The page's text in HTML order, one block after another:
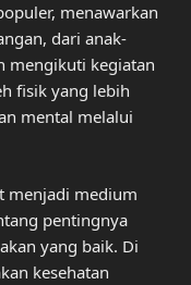
menawarkan
dari anak-
mengikuti kegiatan
fisik yang lebih
mental melalui
menjadi medium
pentingnya
yang baik. Di
kesehatan